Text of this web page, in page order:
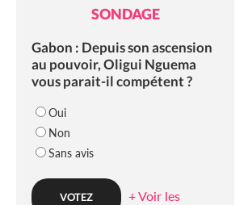
SONDAGE
Gabon : Depuis son ascension
au pouvoir, Oligui Nguema
vous parait-il compétent ?
Oui
Non
Sans avis
+ Voir les